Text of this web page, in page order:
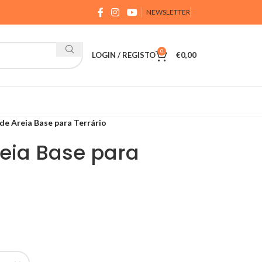
NEWSLETTER
LOGIN / REGISTO 0 €0,00
Areia Base para Terrário
Base para